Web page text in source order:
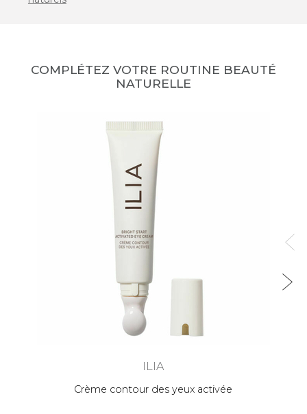
COMPLÉTEZ VOTRE ROUTINE BEAUTÉ
NATURELLE
ILIA
Crème contour des yeux activée